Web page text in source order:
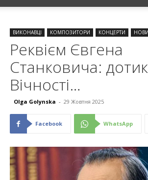
ВИКОНАВЦІ КОМПОЗИТОРИ КОНЦЕРТИ
Реквієм Євгена
Станковича:
Вічності…
Olga Golynska - 29 Жовтня 2025
Facebook WhatsApp